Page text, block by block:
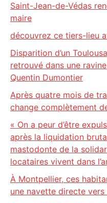
Saint-Jean-de-Védas
maire
découvrez ce tiers-lieu
Disparition d’un
retrouvé dans une
Quentin Dumontier
Après quatre mois de
change complètement
« On a peur d’être
après la liquidation
mastodonte de la
locataires vivent dans
À Montpellier, ces
une navette directe vers